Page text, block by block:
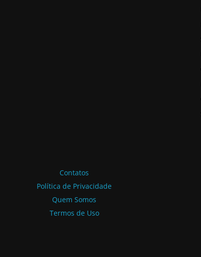
Contatos
Política de Privacidade
Quem Somos
Termos de Uso